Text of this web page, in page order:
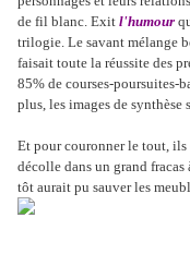
de fil blanc. Exit l'humour
trilogie. Le savant mélange
faisait toute la réussite des
85% de courses-poursuites-
plus, les images de synthèse
Et pour couronner le tout,
décolle dans un grand
tôt aurait pu sauver les